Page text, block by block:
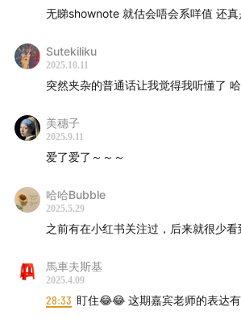
小房间的周边已经上线售卖啦！线下店
馈意见呀！
无睇shownote 就估会唔会系咩值 还真
Sutekiliku
2025.10.11
突然夹杂的普通话让我觉得我听懂了
美穗子
2025.9.11
爱了爱了～～～
哈哈Bubble
2025.5.29
之前有在小红书关注过，后来就很少
馬車夫斯基
2025.4.09
28:33 盯住😂😂 这期嘉宾老师的表达